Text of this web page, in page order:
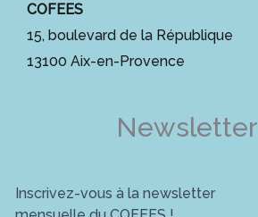
COFEES
15, boulevard de la République
13100 Aix-en-Provence
Newsletter
Inscrivez-vous à la newsletter